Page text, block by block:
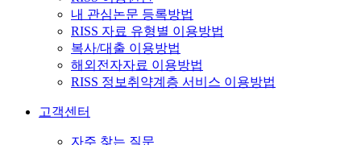
내 관심논문 등록방법
RISS 자료 유형별 이용방법
복사/대출 이용방법
해외전자자료 이용방법
RISS 정보취약계층 서비스 이용방법
고객센터
자주 찾는 질문